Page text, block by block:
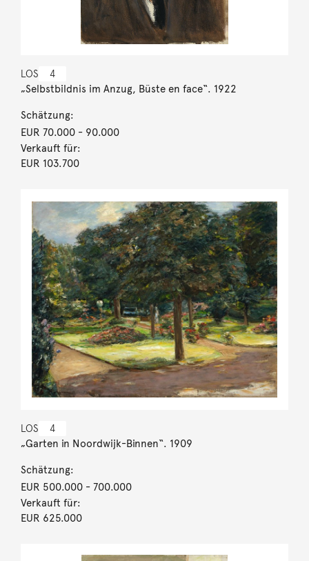
LOS 4
„Selbstbildnis im Anzug, Büste en face“. 1922
Schätzung:
EUR 70.000- 90.000
Verkauft für:
EUR 103.700
LOS 4
„Garten in Noordwijk-Binnen“. 1909
Schätzung:
EUR 500.000- 700.000
Verkauft für:
EUR 625.000